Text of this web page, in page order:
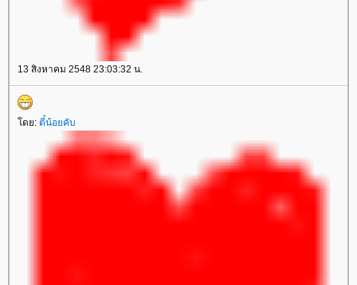
13 สิงหาคม 2548 23:03:32 น.
ดย: ตี๋น้อยคับ